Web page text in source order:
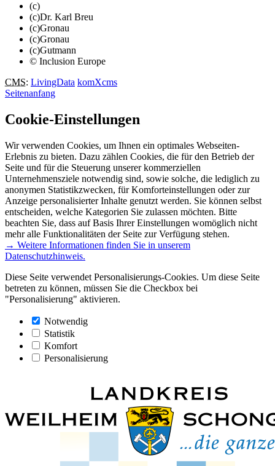
(c)
(c)Dr. Karl Breu
(c)Gronau
(c)Gronau
(c)Gutmann
© Inclusion Europe
CMS: LivingData komXcms
Seitenanfang
Cookie-Einstellungen
Wir verwenden Cookies, um Ihnen ein optimales Webseiten-
Erlebnis zu bieten. Dazu zählen Cookies, die für den Betrieb der
Seite und für die Steuerung unserer kommerziellen
Unternehmensziele notwendig sind, sowie solche, die lediglich zu
anonymen Statistikzwecken, für Komforteinstellungen oder zur
Anzeige personalisierter Inhalte genutzt werden. Sie können selbst
entscheiden, welche Kategorien Sie zulassen möchten. Bitte
beachten Sie, dass auf Basis Ihrer Einstellungen womöglich nicht
mehr alle Funktionalitäten der Seite zur Verfügung stehen.
→ Weitere Informationen finden Sie in unserem
Datenschutzhinweis.
Diese Seite verwendet Personalisierungs-Cookies. Um diese Seite
betreten zu können, müssen Sie die Checkbox bei
"Personalisierung" aktivieren.
Notwendig
Statistik
Komfort
Personalisierung